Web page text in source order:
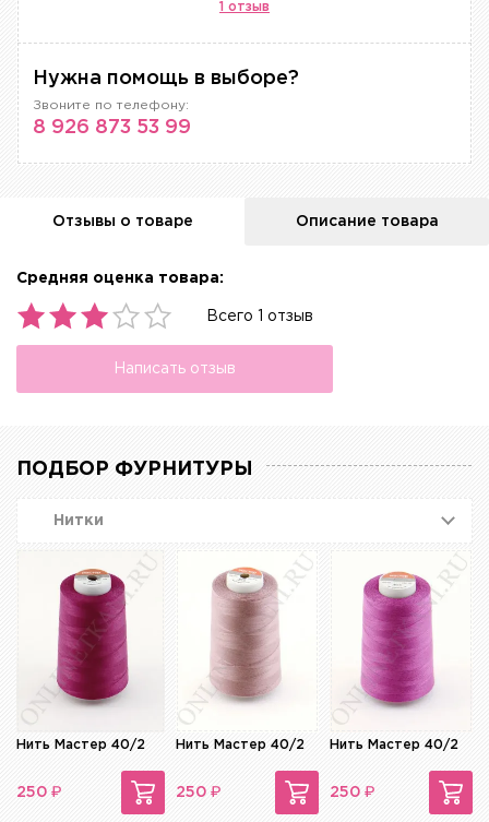
1 отзыв
Нужна помощь в выборе?
Звоните по телефону:
8 926 873 53 99
Отзывы о товаре Описание товара
Средняя оценка товара:
Всего 1 отзыв
Написать отзыв
ПОДБОР ФУРНИТУРЫ
Нитки
Нить Мастер 40/2
250 ₽
Нить Мастер 40/2
250 ₽
Нить Мастер 40/2
250 ₽